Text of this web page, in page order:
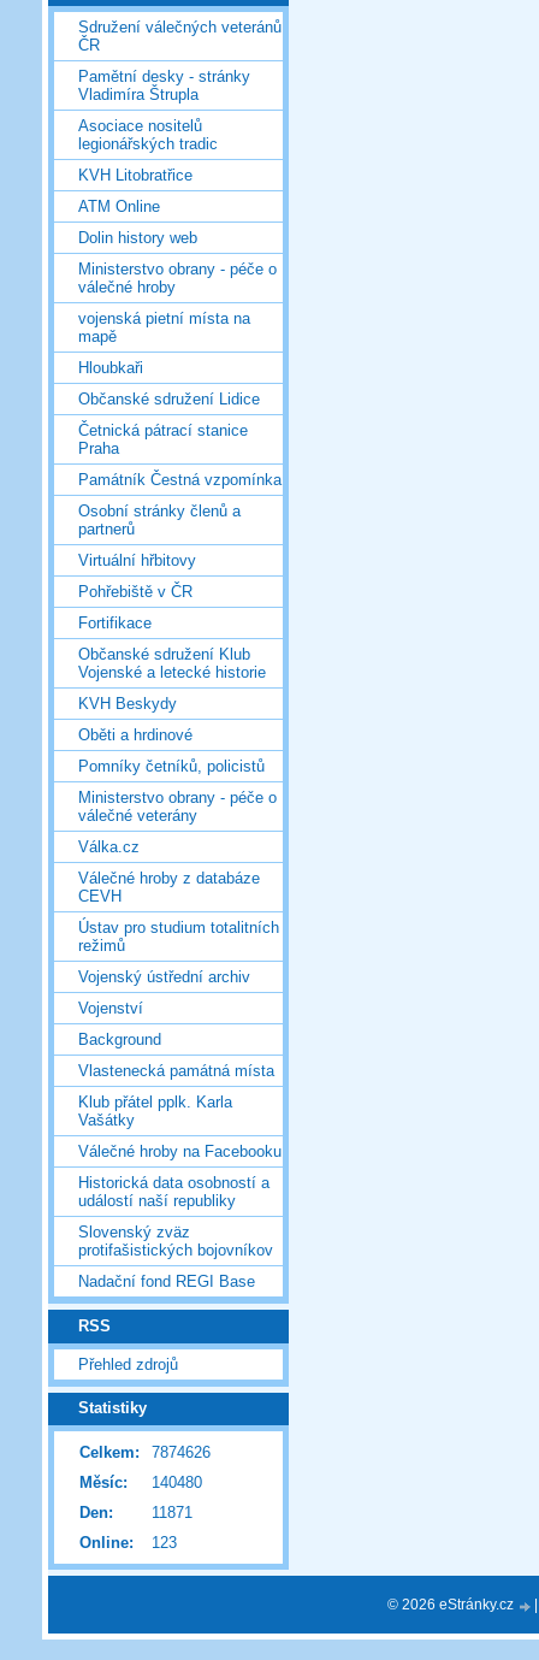
Sdružení válečných veteránů
ČR
Pamětní desky - stránky
Vladimíra Štrupla
Asociace nositelů
legionářských tradic
KVH Litobratřice
ATM Online
Dolin history web
Ministerstvo obrany - péče o
válečné hroby
vojenská pietní místa na
mapě
Hloubkaři
Občanské sdružení Lidice
Četnická pátrací stanice
Praha
Památník Čestná vzpomínka
Osobní stránky členů a
partnerů
Virtuální hřbitovy
Pohřebiště v ČR
Fortifikace
Občanské sdružení Klub
Vojenské a letecké historie
KVH Beskydy
Oběti a hrdinové
Pomníky četníků, policistů
Ministerstvo obrany - péče o
válečné veterány
Válka.cz
Válečné hroby z databáze
CEVH
Ústav pro studium totalitních
režimů
Vojenský ústřední archiv
Vojenství
Background
Vlastenecká památná místa
Klub přátel pplk. Karla
Vašátky
Válečné hroby na Facebooku
Historická data osobností a
událostí naší republiky
Slovenský zväz
protifašistických bojovníkov
Nadační fond REGI Base
RSS
Přehled zdrojů
Statistiky
Online: 123
Celkem:
7874626
Měsíc:
140480
Den:
11871
© 2026 eStránky.cz